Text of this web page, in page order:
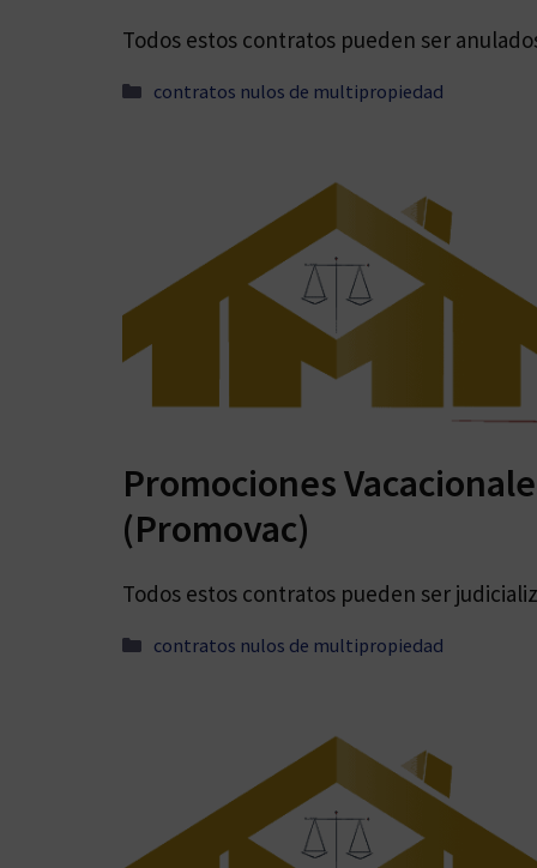
Todos estos contratos pueden ser
Categorías
contratos nulos de multipropiedad
Promociones
(Promovac)
Todos estos contratos pueden ser
Categorías
contratos nulos de multipropiedad